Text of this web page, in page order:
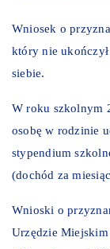
Wniosek o
który nie
siebie.
W roku szkolnym
osobę w rodzinie
stypendium
(dochód za
Wnioski o
Urzędzie